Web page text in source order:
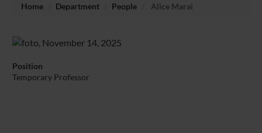
Home Department People Alice Marai
Position
Temporary Professor